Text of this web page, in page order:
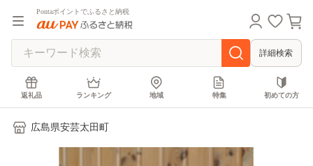
Pontaポイントでふるさと納税
詳細検索
返礼品 ランキング 地域 特集 初めての方
広島県安芸太田町